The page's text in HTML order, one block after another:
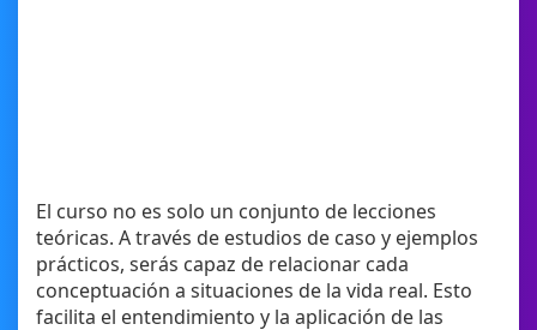
El curso no es solo un conjunto de lecciones
teóricas. A través de estudios de caso y ejemplos
prácticos, serás capaz de relacionar cada
conceptuación a situaciones de la vida real. Esto
facilita el entendimiento y la aplicación de las